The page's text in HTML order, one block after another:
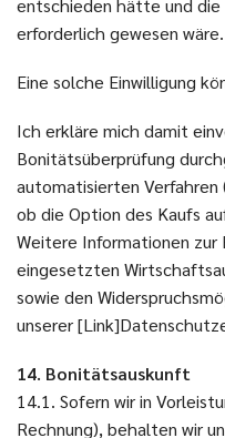
entschieden hätte und
erforderlich gewesen wäre.
Eine solche Einwilligung
Ich erkläre mich damit
Bonitätsüberprüfung
automatisierten Verfahren
ob die Option des Kaufs
Weitere Informationen zur
eingesetzten
sowie den
unserer
14. Bonitätsauskunft
14.1. Sofern wir in
Rechnung), behalten wir